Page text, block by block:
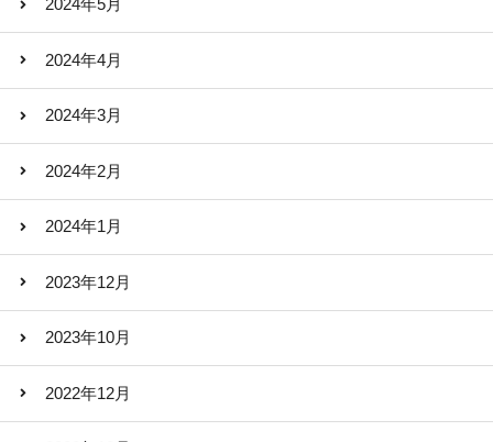
2024年5月
2024年4月
2024年3月
2024年2月
2024年1月
2023年12月
2023年10月
2022年12月